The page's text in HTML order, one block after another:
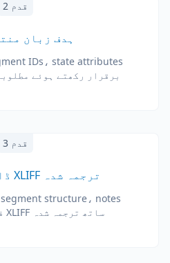
قدم 2
ہدف زبان
برقرار رکھتے ہوئے
قدم 3
ترجمہ شدہ XLIFF ڈاؤن لوڈ کریں
ساتھ ترجمہ شدہ XLIFF فائل حاصل کریں۔